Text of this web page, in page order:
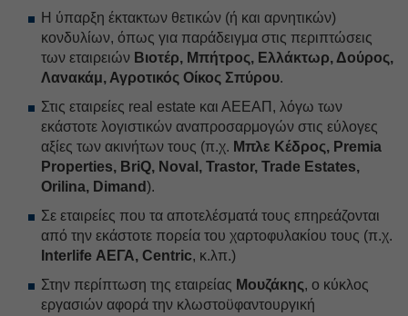
Η ύπαρξη έκτακτων θετικών (ή και αρνητικών)
κονδυλίων, όπως για παράδειγμα στις περιπτώσεις
των εταιρειών Βιοτέρ, Μπήτρος, Ελλάκτωρ, Δούρος,
Λανακάμ, Αγροτικός Οίκος Σπύρου.
Στις εταιρείες real estate και ΑΕΕΑΠ, λόγω των
εκάστοτε λογιστικών αναπροσαρμογών στις εύλογες
αξίες των ακινήτων τους (π.χ. Μπλε Κέδρος, Premia
Properties, BriQ, Noval, Trastor, Trade Estates,
Orilina, Dimand).
Σε εταιρείες που τα αποτελέσματά τους επηρεάζονται
από την εκάστοτε πορεία του χαρτοφυλακίου τους (π.χ.
Interlife ΑΕΓΑ, Centric, κ.λπ.)
Στην περίπτωση της εταιρείας Μουζάκης, ο κύκλος
εργασιών αφορά την κλωστοϋφαντουργική